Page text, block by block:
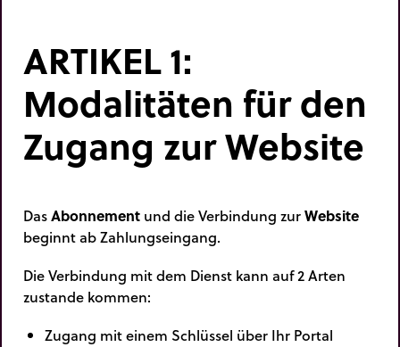
ARTIKEL 1:
Modalitäten für den
Zugang zur Website
DasAbonnement und die Verbindung zurWebsite
beginnt ab Zahlungseingang.
Die Verbindung mit dem Dienst kann auf 2 Arten
zustande kommen:
Zugang mit einem Schlüssel über Ihr Portal